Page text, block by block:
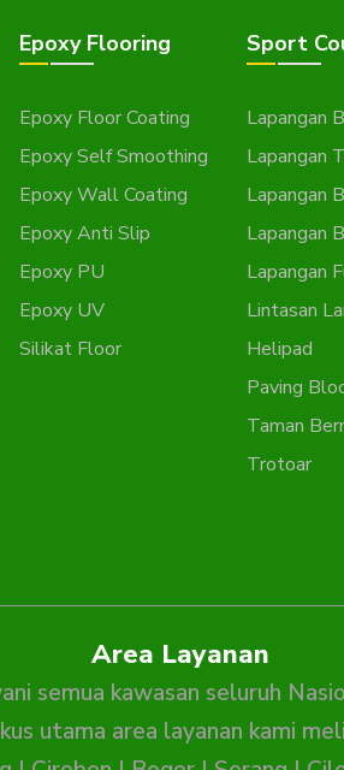
Epoxy Flooring
Epoxy Floor Coating
Epoxy Self Smoothing
Epoxy Wall Coating
Epoxy Anti Slip
Epoxy PU
Epoxy UV
Silikat Floor
Sport
Lapangan
Lapangan
Lapangan
Lapangan
Lapangan
Lintasan
Helipad
Paving
Taman
Trotoar
Area Layanan
semua kawasan seluruh
utama area layanan kami